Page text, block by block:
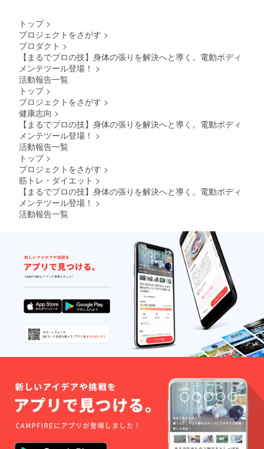
し上げ
ます。
トップ >
プロジェクトをさがす >
プロダクト >
【まるでプロの技】身体の張りを解決へと導く。電動ボディ
メンテツール登場！ >
活動報告一覧
トップ >
プロジェクトをさがす >
健康志向 >
【まるでプロの技】身体の張りを解決へと導く。電動ボディ
メンテツール登場！ >
活動報告一覧
トップ >
プロジェクトをさがす >
筋トレ・ダイエット >
【まるでプロの技】身体の張りを解決へと導く。電動ボディ
メンテツール登場！ >
活動報告一覧